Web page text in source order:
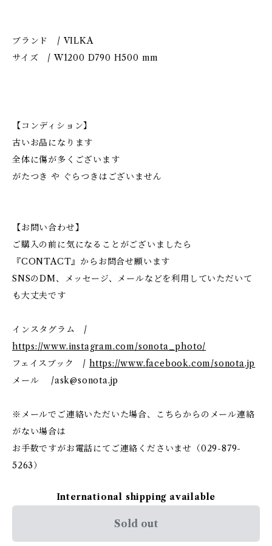
ブランド / VILKA
サイズ / W1200 D790 H500 mm
【コンディション】
古いお品になります
全体に傷が多くございます
がたつき や ぐらつきはございません
【お問い合わせ】
ご購入の前に気になることがございましたら
『CONTACT』からお問合せ願います
SNSのDM、メッセージ、メールなどを利用していただいて
も大丈夫です
インスタグラム /
https://www.instagram.com/sonota_photo/
フェイスブック /https://www.facebook.com/sonota.jp
メール /ask@sonota.jp
※メールでご連絡いただいた場合、こちらからのメール連絡
がない場合は
お手数ですがお電話にてご連絡くださいませ（029-879-
5263）
International shipping available
Sold out